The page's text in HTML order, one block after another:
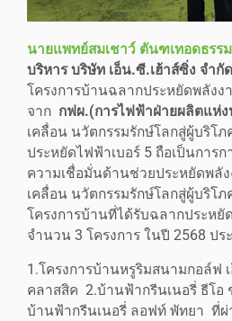
นายแพทย์สมเชาว์ ตันฑเทอดธรรม
บริหาร บริษัท เอ็น.ซี.เฮ้าส์ซิ่ง จำ
โครงการบ้านฉลากประหยัดพลังง
จาก กฟผ.(การไฟฟ้าฝ่ายผลิตแห่ง
เคลื่อน นวัตกรรมรักษ์โลกสู่ผู้บริโภ
ประหยัดไฟฟ้าเบอร์ 5 ถือเป็นการก
ความเชื่อมั่นด้านช่วยประหยัดพลั
เคลื่อน นวัตกรรมรักษ์โลกสู่ผู้บริโภ
โครงการบ้านที่ได้รับฉลากประหยั
จำนวน 3 โครงการ ในปี 2568 ปร
1.โครงการบ้านหรูริมสนามกอล์ฟ
คลาสสิค 2.บ้านฟ้ากรีนเนอรี่ ธีโ
บ้านฟ้ากรีนเนอรี่ ลอฟท์ พัทยา ที่ผ่